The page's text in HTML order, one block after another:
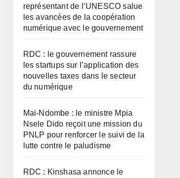
représentant de l’UNESCO salue
les avancées de la coopération
numérique avec le gouvernement
RDC : le gouvernement rassure
les startups sur l’application des
nouvelles taxes dans le secteur
du numérique
Mai-Ndombe : le ministre Mpia
Nsele Dido reçoit une mission du
PNLP pour renforcer le suivi de la
lutte contre le paludisme
RDC : Kinshasa annonce le